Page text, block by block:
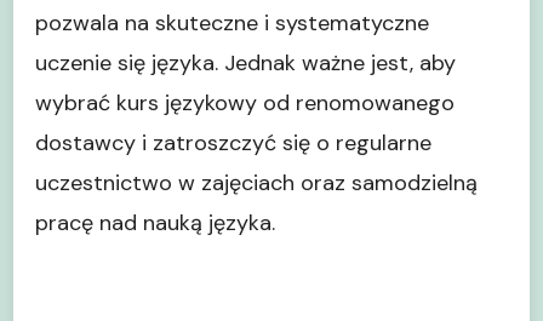
pozwala na skuteczne i systematyczne
uczenie się języka. Jednak ważne jest, aby
wybrać kurs językowy od renomowanego
dostawcy i zatroszczyć się o regularne
uczestnictwo w zajęciach oraz samodzielną
pracę nad nauką języka.